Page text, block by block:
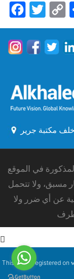
في الموقع
مسبق، ولا تتحمل
عن أي ضرر ولا
This site is registered on